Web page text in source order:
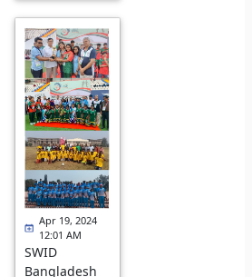
Apr 19, 2024
12:01 AM
SWID
Bangladesh